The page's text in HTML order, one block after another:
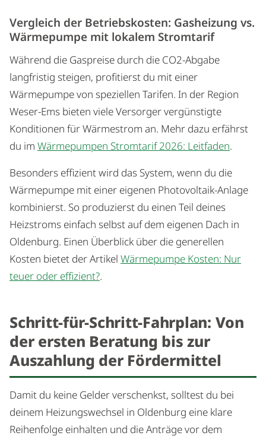
Vergleich der Betriebskosten: Gasheizung vs.
Wärmepumpe mit lokalem Stromtarif
Während die Gaspreise durch die CO2-Abgabe
langfristig steigen, profitierst du mit einer
Wärmepumpe von speziellen Tarifen. In der Region
Weser-Ems bieten viele Versorger vergünstigte
Konditionen für Wärmestrom an. Mehr dazu erfährst
du imWärmepumpen Stromtarif 2026: Leitfaden.
Besonders effizient wird das System, wenn du die
Wärmepumpe mit einer eigenen Photovoltaik-Anlage
kombinierst. So produzierst du einen Teil deines
Heizstroms einfach selbst auf dem eigenen Dach in
Oldenburg. Einen Überblick über die generellen
Kosten bietet der ArtikelWärmepumpe Kosten: Nur
teuer oder effizient?.
Schritt-für-Schritt-Fahrplan: Von
der ersten Beratung bis zur
Auszahlung der Fördermittel
Damit du keine Gelder verschenkst, solltest du bei
deinem Heizungswechsel in Oldenburg eine klare
Reihenfolge einhalten und die Anträge vor dem